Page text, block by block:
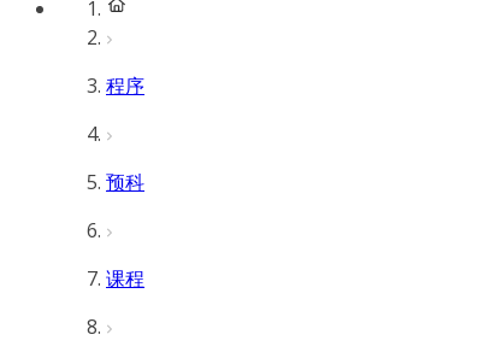
程序
预科
课程